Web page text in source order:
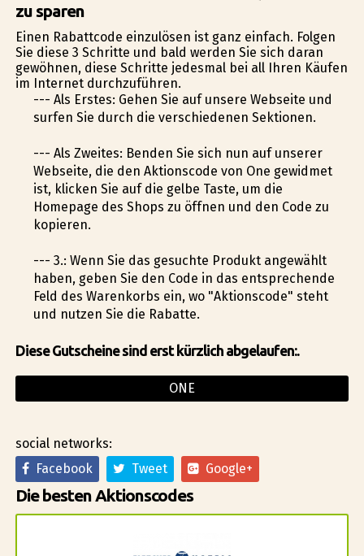
zu sparen
Einen Rabattcode einzulösen ist ganz einfach. Folgen
Sie diese 3 Schritte und bald werden Sie sich daran
gewöhnen, diese Schritte jedesmal bei all Ihren Käufen
im Internet durchzuführen.
--- Als Erstes: Gehen Sie auf unsere Webseite und
surfen Sie durch die verschiedenen Sektionen.
--- Als Zweites: Befinden Sie sich nun auf unserer
Webseite, die den Aktionscode von One gewidmet
ist, klicken Sie auf die gelbe Taste, um die
Homepage des Shops zu öffnen und den Code zu
kopieren.
--- 3.: Wenn Sie das gesuchte Produkt angewählt
haben, geben Sie den Code in das entsprechende
Feld des Warenkorbs ein, wo "Aktionscode" steht
und nutzen Sie die Rabatte.
Diese Gutscheine sind erst kürzlich abgelaufen:.
ONE
social networks:
Facebook
Tweet Google+
Die besten Aktionscodes